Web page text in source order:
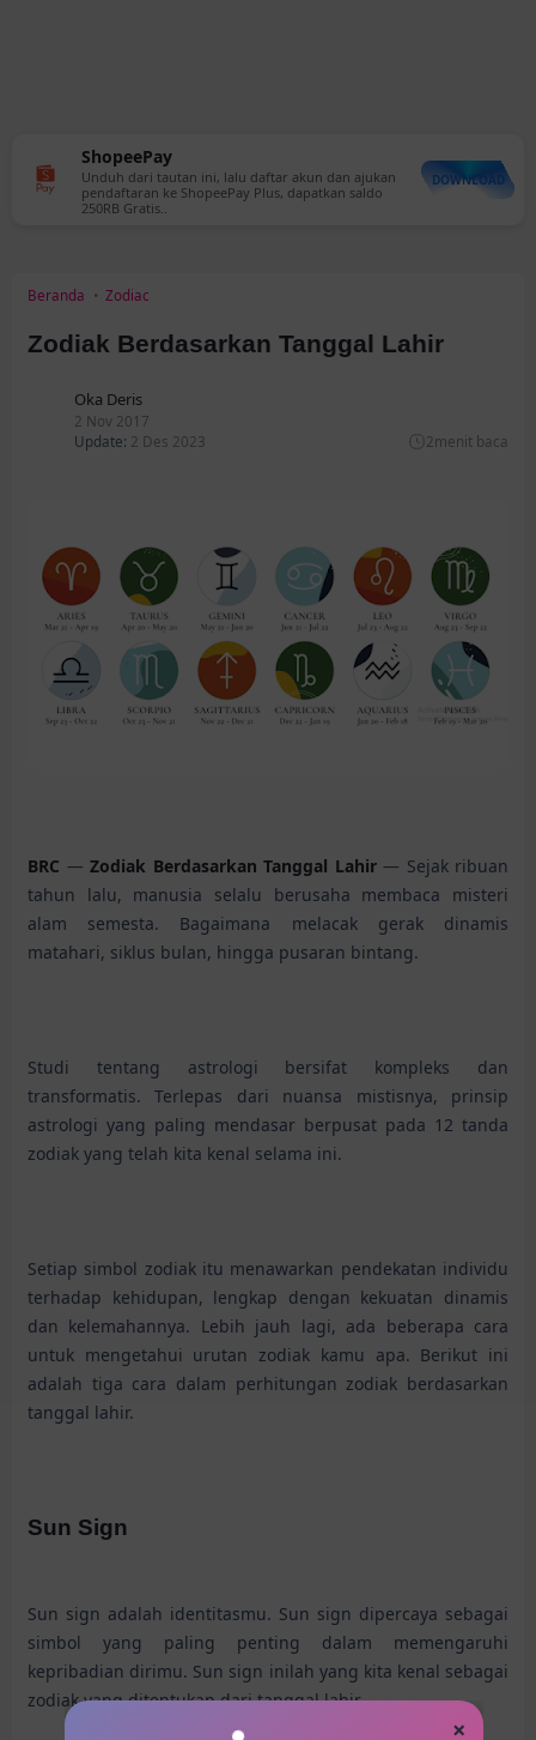
×
ShopeePay
Unduh dari tautan ini, lalu daftar akun dan ajukan
pendaftaran ke ShopeePay Plus, dapatkan saldo
250RB Gratis..
DOWNLOAD
Beranda Zodiac
Zodiak Berdasarkan Tanggal Lahir
Oka Deris
2 Nov 2017
Update: 2 Des 2023 2menit baca
BRC — Zodiak Berdasarkan Tanggal Lahir— Sejak ribuan
tahun lalu, manusia selalu berusaha membaca misteri
alam semesta. Bagaimana melacak gerak dinamis
matahari, siklus bulan, hingga pusaran bintang.
Studi tentang astrologi bersifat kompleks dan
transformatis. Terlepas dari nuansa mistisnya, prinsip
astrologi yang paling mendasar berpusat pada 12 tanda
zodiak yang telah kita kenal selama ini.
Setiap simbol zodiak itu menawarkan pendekatan individu
terhadap kehidupan, lengkap dengan kekuatan dinamis
dan kelemahannya. Lebih jauh lagi, ada beberapa cara
untuk mengetahui urutan zodiak kamu apa. Berikut ini
adalah tiga cara dalam perhitungan zodiak berdasarkan
tanggal lahir.
Sun Sign
Sun sign adalah identitasmu. Sun sign dipercaya sebagai
simbol yang paling penting dalam memengaruhi
kepribadian dirimu. Sun sign inilah yang kita kenal sebagai
zodiak yang ditentukan dari tanggal lahir.